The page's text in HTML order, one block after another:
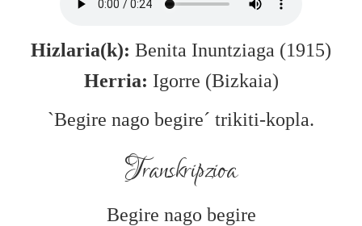
Hizlaria(k): Benita Inuntziaga (1915)
Herria: Igorre (Bizkaia)
`Begire nago begire´ trikiti-kopla.
Transkripzioa
Begire nago begire